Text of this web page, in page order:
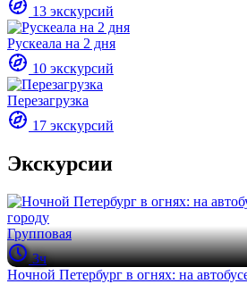
13 экскурсий
Рускеала на 2 дня
10 экскурсий
Перезагрузка
17 экскурсий
Экскурсии
Групповая
3ч
Ночной Петербург в огнях: на